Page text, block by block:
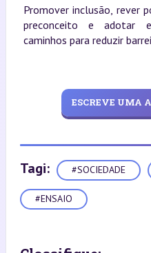
Promover inclusão, rever
preconceito e adotar
caminhos para reduzir
ESCREVE UMA
Tagi: #SOCIEDADE
#ENSAIO